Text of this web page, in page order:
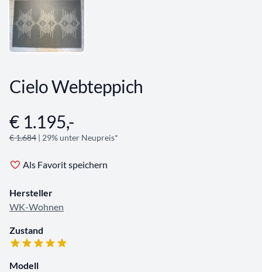
Cielo Webteppich
Angebotsinformationen
€ 1.195,-
€ 1.684 | 29% unter Neupreis*
Als Favorit speichern
Hersteller
WK-Wohnen
Zustand
Modell